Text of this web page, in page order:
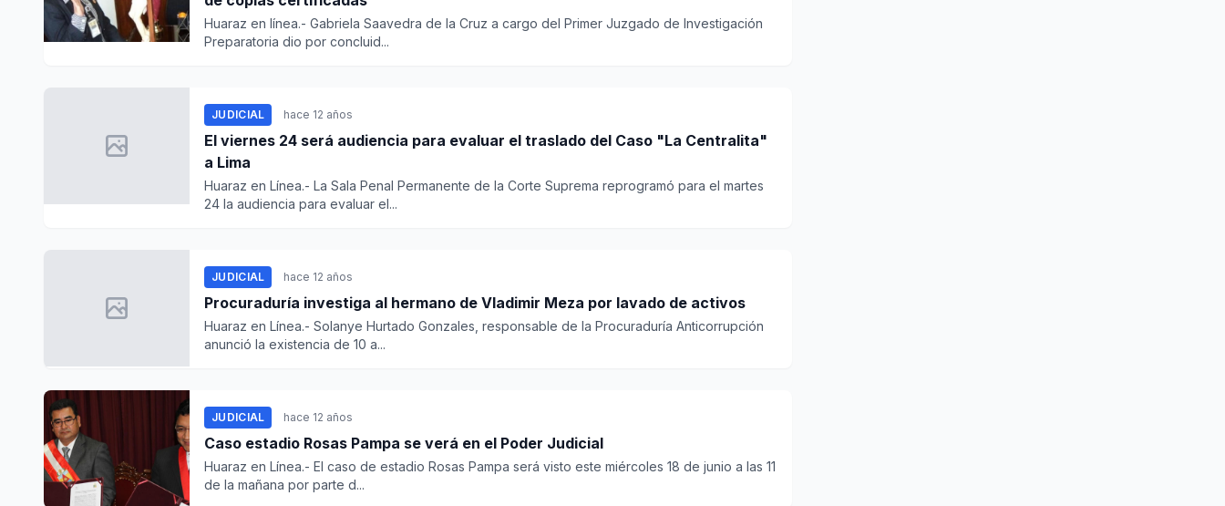
Huaraz en línea.- Gabriela Saavedra de la Cruz a cargo del Primer Juzgado de Investigación
Preparatoria dio por concluid...
JUDICIAL hace 12 años
El viernes 24 será audiencia para evaluar el traslado del Caso "La Centralita"
a Lima
Huaraz en Línea.- La Sala Penal Permanente de la Corte Suprema reprogramó para el martes
24 la audiencia para evaluar el...
JUDICIAL hace 12 años
Procuraduría investiga al hermano de Vladimir Meza por lavado de activos
Huaraz en Línea.- Solanye Hurtado Gonzales, responsable de la Procuraduría Anticorrupción
anunció la existencia de 10 a...
JUDICIAL hace 12 años
Caso estadio Rosas Pampa se verá en el Poder Judicial
Huaraz en Línea.- El caso de estadio Rosas Pampa será visto este miércoles 18 de junio a las 11
de la mañana por parte d...